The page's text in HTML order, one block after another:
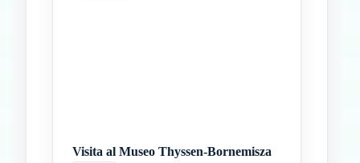
Visita al Museo Thyssen-Bornemisza